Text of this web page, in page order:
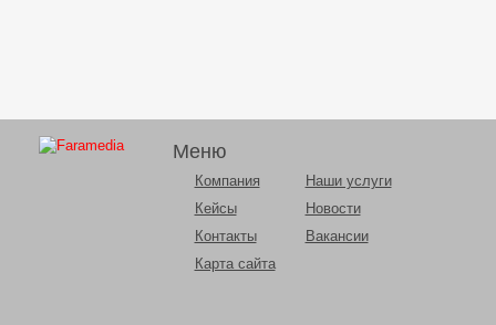
Меню
Компания
Наши услуги
Кейсы
Новости
Контакты
Вакансии
Карта сайта